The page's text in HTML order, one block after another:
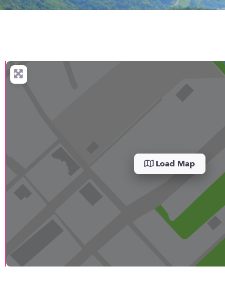
Load Map